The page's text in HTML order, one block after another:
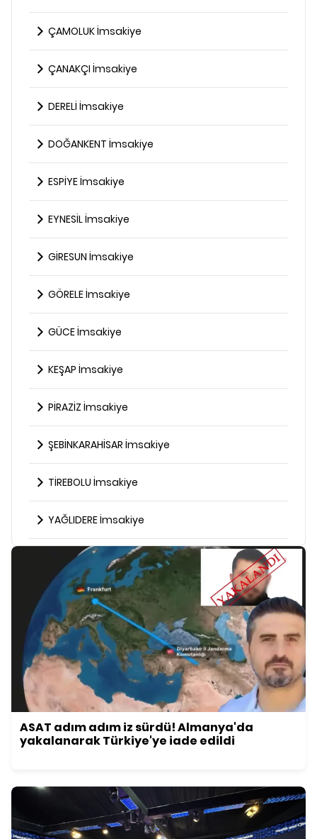
ÇAMOLUK İmsakiye
ÇANAKÇI İmsakiye
DERELİ İmsakiye
DOĞANKENT İmsakiye
ESPİYE İmsakiye
EYNESİL İmsakiye
GİRESUN İmsakiye
GÖRELE İmsakiye
GÜCE İmsakiye
KEŞAP İmsakiye
PİRAZİZ İmsakiye
ŞEBİNKARAHİSAR İmsakiye
TİREBOLU İmsakiye
YAĞLIDERE İmsakiye
ASAT adım adım iz sürdü! Almanya'da
yakalanarak Türkiye'ye iade edildi